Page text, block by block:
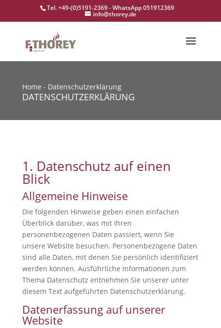
Tel. +49-(0)5191-2369 - WhatsApp 051912369
info@thorey.de
Home - Datenschutzerklärung
DATENSCHUTZERKLÄRUNG
1. Datenschutz auf einen
Blick
Allgemeine Hinweise
Die folgenden Hinweise geben einen einfachen
Überblick darüber, was mit Ihren
personenbezogenen Daten passiert, wenn Sie
unsere Website besuchen. Personenbezogene Daten
sind alle Daten, mit denen Sie persönlich identifiziert
werden können. Ausführliche Informationen zum
Thema Datenschutz entnehmen Sie unserer unter
diesem Text aufgeführten Datenschutzerklärung.
Datenerfassung auf unserer
Website